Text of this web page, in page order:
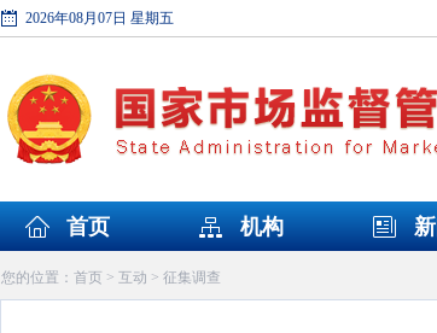
2026年08月07日 星期五
首页 机构
您的位置： 首页> 互动 > 征集调查